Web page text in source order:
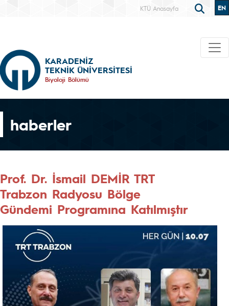
KTÜ Anasayfa EN
KARADENİZ
TEKNİK ÜNİVERSİTESİ
Biyoloji Bölümü
haberler
Prof. Dr. İsmail DEMİR TRT
Trabzon Radyosu Bölge
Gündemi Programına Katılmıştır